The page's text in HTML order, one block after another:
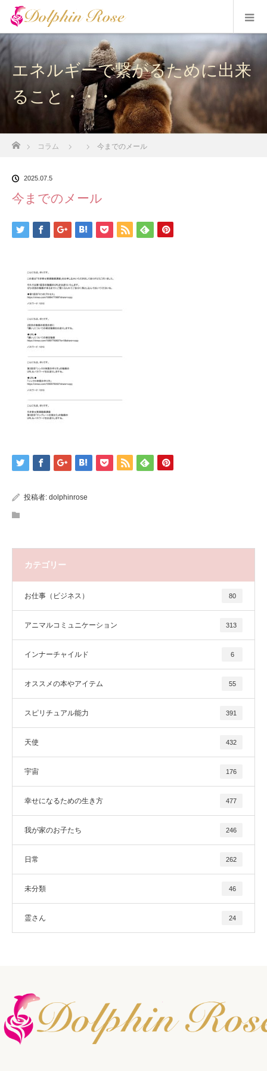
エネルギーで繋がるために出来
ること・・・
コラム 今までのメール
2025.07.5
今までのメール
投稿者: dolphinrose
カテゴリー
お仕事（ビジネス） 80
アニマルコミュニケーション 313
インナーチャイルド 6
オススメの本やアイテム 55
スピリチュアル能力 391
天使 432
宇宙 176
幸せになるための生き方 477
我が家のお子たち 246
日常 262
未分類 46
霊さん 24